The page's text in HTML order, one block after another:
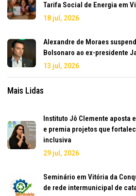
Tarifa Social de Energia em
18 jul, 2026
Alexandre de Moraes
Bolsonaro ao ex-presidente
13 jul, 2026
Mais Lidas
Instituto Jô Clemente aposta
e premia projetos que
inclusiva
29 jul, 2026
Seminário em Vitória da
de rede intermunicipal de